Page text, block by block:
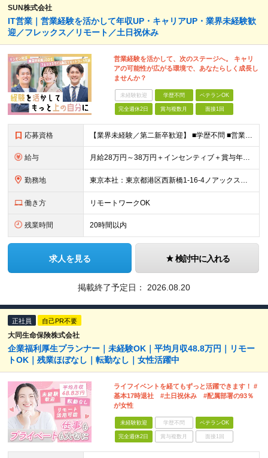
SUN株式会社
IT営業｜営業経験を活かして年収UP・キャリアUP・業界未経験歓
迎／フレックス／リモート／土日祝休み
営業経験を活かして、次のステージへ。 キャリ
アの可能性が広がる環境で、あなたらしく成長し
ませんか？
未経験歓迎 学歴不問 ベテランOK
完全週休2日 賞与複数月 面接1回
応募資格 【業界未経験／第二新卒歓迎】 ■学歴不問 ■営業経験をお持ちの方（業界・年数不問） ◎不動産・代理店営業・メーカー営業など異業種出身メンバーが活躍中！ ～優遇～ ■IT業界、人材業界の営業経験者歓
給与 月給28万円～38万円＋インセンティブ＋賞与年2回 ※経験・能力などを考慮して、優遇します。 ※固定残業代（30時間分、4万7334円以上）を含む。超過分は別途支給します。 ※6ヶ月間の試用期間があ
勤務地 東京本社：東京都港区西新橋1-16-4ノアックスビル3階 九州支社：福岡県福岡市博多区博多駅東2-5-28博多偕成ビル2階 ◎転勤はありません。 ◎週2～3回リモート可能です！ (変更の範囲)なし
働き方 リモートワークOK
残業時間 20時間以内
求人を見る 検討中に入れる
掲載終了予定日： 2026.08.20
正社員 自己PR不要
大同生命保険株式会社
企業福利厚生プランナー｜未経験OK｜平均月収48.8万円｜リモー
トOK｜残業ほぼなし｜転勤なし｜女性活躍中
ライフイベントを経てもずっと活躍できます！ #
基本17時退社 #土日祝休み #配属部署の93％
が女性
未経験歓迎 学歴不問 ベテランOK
完全週休2日 賞与複数月 面接1回